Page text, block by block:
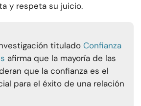
y respeta su juicio.
titulado Confianza
afirma que la mayoría de las
que la confianza es el
para el éxito de una relación